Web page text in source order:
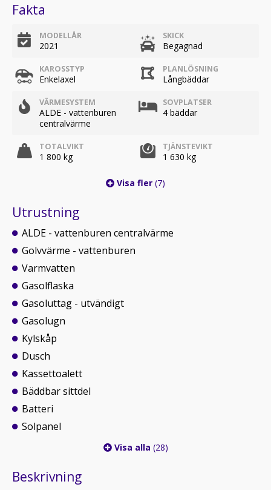
Fakta
MODELLÅR
2021
SKICK
Begagnad
KAROSSTYP
Enkelaxel
PLANLÖSNING
Långbäddar
VÄRMESYSTEM
ALDE - vattenburen
centralvärme
SOVPLATSER
4 bäddar
TOTALVIKT
1 800 kg
TJÄNSTEVIKT
1 630 kg
Visa fler (7)
Utrustning
ALDE - vattenburen centralvärme
Golvvärme - vattenburen
Varmvatten
Gasolflaska
Gasoluttag - utvändigt
Gasolugn
Kylskåp
Dusch
Kassettoalett
Bäddbar sittdel
Batteri
Solpanel
Visa alla (28)
Beskrivning